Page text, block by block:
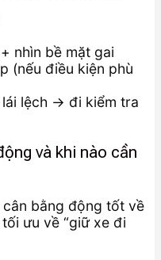
nhìn bề mặt gai
(nếu điều kiện phù
lệch → đi kiểm tra
và khi nào cần
cân bằng động tốt về
ưu về “giữ xe đi